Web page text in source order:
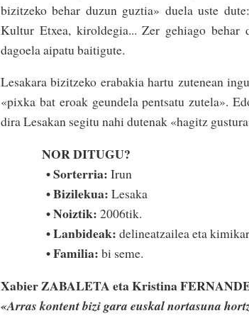
bizi­tzeko behar duzun guz­tia» duela uste
Kultur Etxea, ki­rol­de­gia... Zer gehiago behar­
dagoela aipa­tu baitigute.
Lesakara bizitzeko erabakia hartu zutenean
«pixka bat eroak­ geundela pentsa­tu zutela».
dira­ Lesakan segitu nahi dutenak «hagitz
NOR DITUGU?
• Sorterria: Irun
• Bizilekua: Lesaka
• Noiztik: 2006tik.
• Lanbideak: deli­nea­­­tzailea eta
• Familia: bi seme.
Xabier ZABALETA eta Kristina
«Arras kontent bizi gara euskal nortasuna